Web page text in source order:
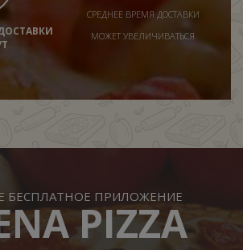
СРЕДНЕЕ ВРЕМЯ ДОСТАВКИ
МОЖЕТ УВЕЛИЧИВАТЬСЯ
БЕСПЛАТНОЕ ПРИЛОЖЕНИЕ
PIZZA